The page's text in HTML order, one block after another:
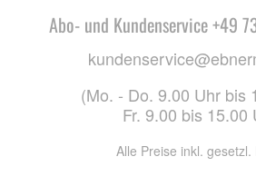
Abo- und Kundenservice +49
(Mo. - Do. 9.00 Uhr bis
Fr. 9.00 bis 15.00
Alle Preise inkl. gesetzl.